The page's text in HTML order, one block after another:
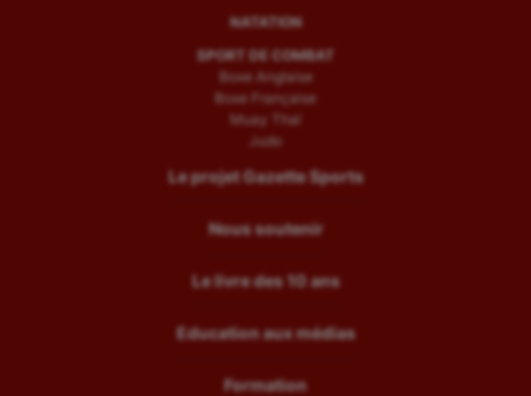
NATATION
SPORT DE COMBAT
Boxe Anglaise
Boxe Française
Muay Thaï
Judo
Le projet Gazette Sports
Nous soutenir
Le livre des 10 ans
Education aux médias
Formation